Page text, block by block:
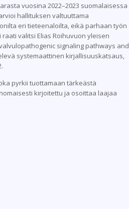
vuosina 2022–2023 suomalaisessa
hallituksen valtuuttama
eri tieteenaloilta, eikä parhaan työn
valitsi Elias Roihuvuon yleisen
signaling pathways and
systemaattinen kirjallisuuskatsaus,
pyrkii tuottamaan tärkeästä
kirjoitettu ja osoittaa laajaa